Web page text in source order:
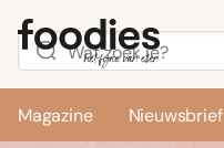
Magazine Nieuwsbrief